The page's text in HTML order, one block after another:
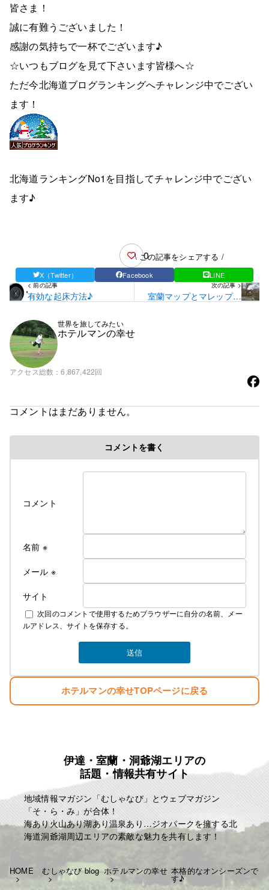
皆さま！
誠に有難うございました！
感謝の気持ちで一杯でございます♪
☆いつもブログを見て下さいます皆様へ☆
ただ今北海道ブログランキングへチャレンジ中でござい
ます！
北海道ランキングNo1を目指してチャレンジ中でござい
ます♪
0
\ この記事をシェアする /
X（Twitter） Facebook LINE
< 前の記事
有効な起床方法♪
次の記事 >
室蘭マップとマレップマ
世界を旅してみたい
ホテルマンの幸せ
アクセス総数 6,867,422回
コメントはまだありません。
コメントを書く
コメント
名前 ※
メール ※
サイト
次回のコメントで使用するためブラウザーに自分の名前、メー
ルアドレス、サイトを保存する。
ホテルマンの幸せTOPページに戻る
伊達・室蘭・洞爺湖エリアの
話題・情報共有サイト
地域情報マガジン「むしゃなび」とウェブマガジン
「そ・ら・み」が合体！
海あり火山あり湖あり温泉あり…ジオパークを擁する北
海道洞爺湖周辺エリアの素敵な魅力を共有します！
HOME むしゃなび blog ホテルマンの幸せ 本格的なオンシーズンで
す♪